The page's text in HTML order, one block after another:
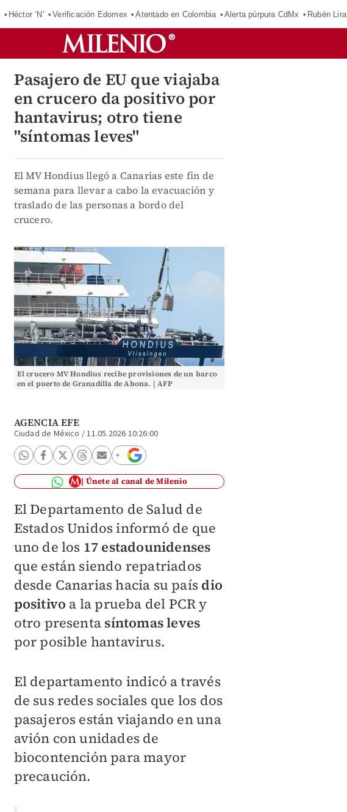
Héctor ‘N’ Verificación Edomex Atentado en Colombia Alerta púrpura CdMx Rubén Lira
Pasajero de EU que viajaba
en crucero da positivo por
hantavirus; otro tiene
"síntomas leves"
El MV Hondius llegó a Canarias este fin de
semana para llevar a cabo la evacuación y
traslado de las personas a bordo del
crucero.
El crucero MV Hondius recibe provisiones de un barco
en el puerto de Granadilla de Abona. | AFP
AGENCIA EFE
Ciudad de México /11.05.2026 10:26:00
Únete al canal de Milenio
El Departamento de Salud de
Estados Unidos informó de que
uno de los 17 estadounidenses
que están siendo repatriados
desde Canarias hacia su país dio
positivo a la prueba del PCR y
otro presenta síntomas leves
por posible hantavirus.
El departamento indicó a través
de sus redes sociales que los dos
pasajeros están viajando en una
avión con unidades de
biocontención para mayor
precaución.